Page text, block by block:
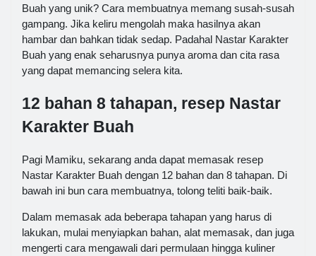
Buah yang unik? Cara membuatnya memang susah-susah
gampang. Jika keliru mengolah maka hasilnya akan
hambar dan bahkan tidak sedap. Padahal Nastar Karakter
Buah yang enak seharusnya punya aroma dan cita rasa
yang dapat memancing selera kita.
12 bahan 8 tahapan, resep Nastar
Karakter Buah
Pagi Mamiku, sekarang anda dapat memasak resep
Nastar Karakter Buah dengan 12 bahan dan 8 tahapan. Di
bawah ini bun cara membuatnya, tolong teliti baik-baik.
Dalam memasak ada beberapa tahapan yang harus di
lakukan, mulai menyiapkan bahan, alat memasak, dan juga
mengerti cara mengawali dari permulaan hingga kuliner